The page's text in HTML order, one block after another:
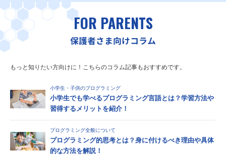
FOR PARENTS
保護者さま向けコラム
もっと知りたい方向けに！こちらのコラム記事もおすすめです。
小学生・子供のプログラミング
小学生でも学べるプログラミング言語とは？学習方法や
習得するメリットを紹介！
プログラミング全般について
プログラミング的思考とは？身に付けるべき理由や具体
的な方法を解説！